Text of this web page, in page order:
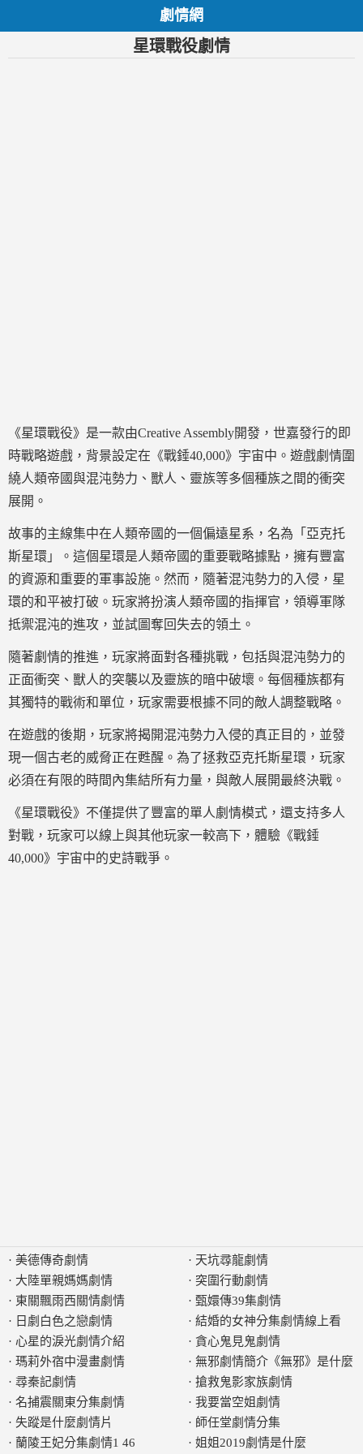
劇情網
星環戰役劇情
《星環戰役》是一款由Creative Assembly開發，世嘉發行的即
時戰略遊戲，背景設定在《戰錘40,000》宇宙中。遊戲劇情圍
繞人類帝國與混沌勢力、獸人、靈族等多個種族之間的衝突
展開。
故事的主線集中在人類帝國的一個偏遠星系，名為「亞克托
斯星環」。這個星環是人類帝國的重要戰略據點，擁有豐富
的資源和重要的軍事設施。然而，隨著混沌勢力的入侵，星
環的和平被打破。玩家將扮演人類帝國的指揮官，領導軍隊
抵禦混沌的進攻，並試圖奪回失去的領土。
隨著劇情的推進，玩家將面對各種挑戰，包括與混沌勢力的
正面衝突、獸人的突襲以及靈族的暗中破壞。每個種族都有
其獨特的戰術和單位，玩家需要根據不同的敵人調整戰略。
在遊戲的後期，玩家將揭開混沌勢力入侵的真正目的，並發
現一個古老的威脅正在甦醒。為了拯救亞克托斯星環，玩家
必須在有限的時間內集結所有力量，與敵人展開最終決戰。
《星環戰役》不僅提供了豐富的單人劇情模式，還支持多人
對戰，玩家可以線上與其他玩家一較高下，體驗《戰錘
40,000》宇宙中的史詩戰爭。
· 美德傳奇劇情
· 大陸單親媽媽劇情
· 東關飄雨西關情劇情
· 日劇白色之戀劇情
· 心星的淚光劇情介紹
· 瑪莉外宿中漫畫劇情
· 尋秦記劇情
· 名捕震關東分集劇情
· 失蹤是什麼劇情片
· 蘭陵王妃分集劇情1 46
· 天坑尋龍劇情
· 突圍行動劇情
· 甄嬛傳39集劇情
· 結婚的女神分集劇情線上看
· 貪心鬼見鬼劇情
· 無邪劇情簡介《無邪》是什麼
· 搶救鬼影家族劇情
· 我要當空姐劇情
· 師任堂劇情分集
· 姐姐2019劇情是什麼